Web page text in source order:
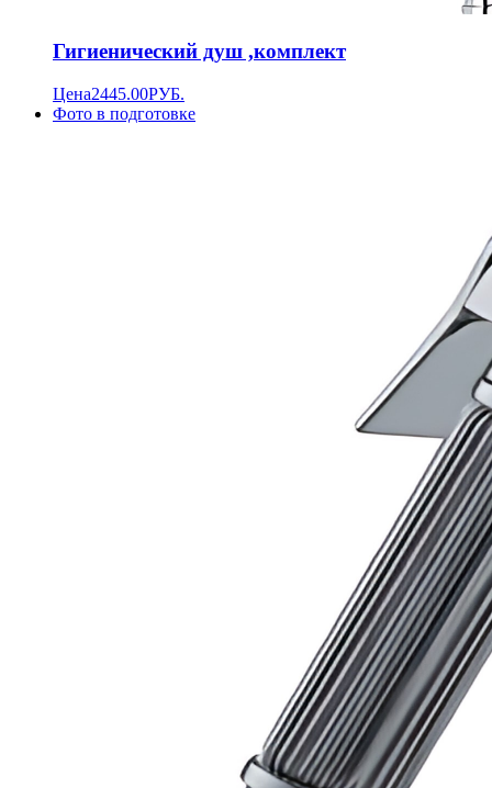
Гигиенический душ ,комплект
Цена2445.00РУБ.
Фото в подготовке